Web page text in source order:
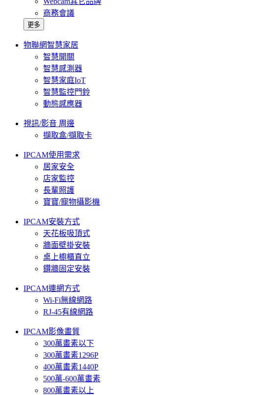
商務會議
更多
物聯網智慧家居
智慧開關
智慧感測器
智慧家庭IoT
智慧監控門鈴
動態感應器
視訊/影音 周邊
擷取盒/擷取卡
IPCAM使用需求
居家安全
店家監控
長輩照護
寶寶/寵物攝影機
IPCAM安裝方式
天花板吸頂式
牆面壁掛安裝
桌上櫥櫃直立
鑽牆固定安裝
IPCAM連網方式
Wi-Fi無線網路
RJ-45有線網路
IPCAM影像畫質
300萬畫素以下
300萬畫素1296P
400萬畫素1440P
500萬-600萬畫素
800萬畫素以上